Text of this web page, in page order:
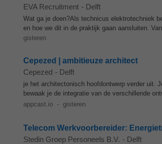
EVA Recruitment - Delft
Wat ga je doen?Als technicus elektrotechniek
en hoe we dit in de praktijk gaan aansluiten.
gisteren
Cepezed | ambitieuze architect
Cepezed - Delft
je het architectonisch hoofdontwerp verder uit.
bewaak je de integratie van de verschillende
appcast.io - gisteren
Telecom Werkvoorbereider:
Stedin Groep Personeels B.V. - Delft